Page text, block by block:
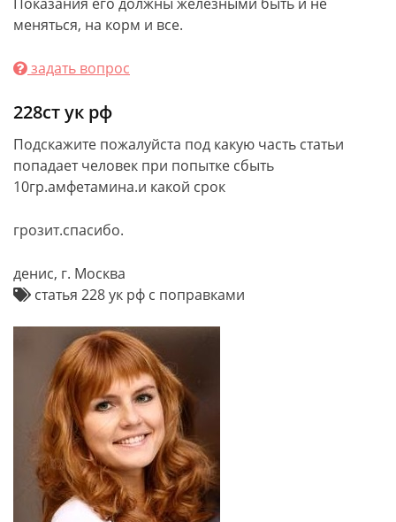
меняться, на корм и все.
задать вопрос
228ст ук рф
Подскажите пожалуйста под какую часть статьи
попадает человек при попытке сбыть
10гр.амфетамина.и какой срок
грозит.спасибо.
денис, г. Москва
статья 228 ук рф с поправками